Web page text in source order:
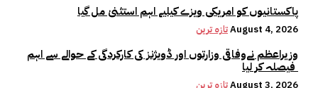
پاکستانیوں کو امریکی ویزے کیلیے اہم استثنیٰ مل گیا
تازہ ترینAugust 4, 2026
وزیراعظم نےوفاقی وزارتوں اور ڈویژنز کی کارکردگی کے حوالے سے اہم
تازہ ترینAugust 3, 2026